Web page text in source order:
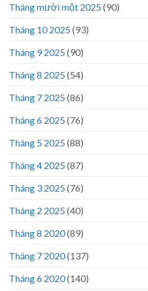
Tháng mười một 2025(90)
Tháng 10 2025(93)
Tháng 9 2025(90)
Tháng 8 2025(54)
Tháng 7 2025(86)
Tháng 6 2025(76)
Tháng 5 2025(88)
Tháng 4 2025(87)
Tháng 3 2025(76)
Tháng 2 2025(40)
Tháng 8 2020(89)
Tháng 7 2020(137)
Tháng 6 2020(140)